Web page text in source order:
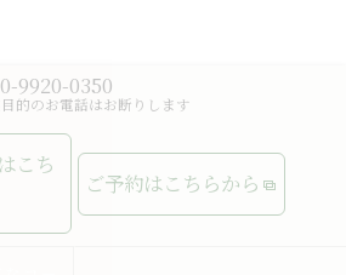
9920-0350
的のお電話はお断りします
こち
ご予約はこちらから